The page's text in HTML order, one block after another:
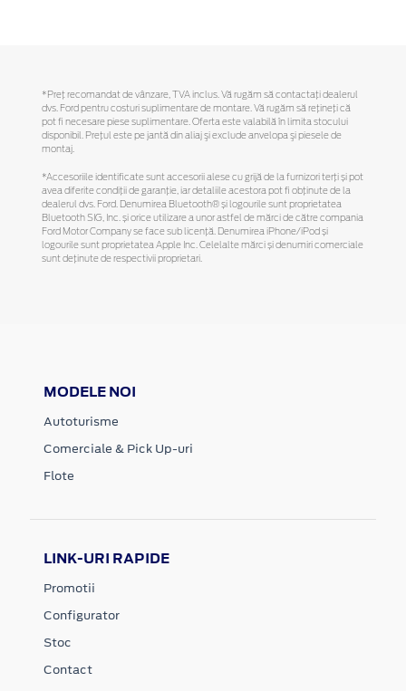
*Preţ recomandat de vânzare, TVA inclus. Vă rugăm să contactaţi dealerul
dvs. Ford pentru costuri suplimentare de montare. Vă rugăm să reţineţi că
pot fi necesare piese suplimentare. Oferta este valabilă în limita stocului
disponibil. Preţul este pe jantă din aliaj şi exclude anvelopa şi piesele de
montaj.
*Accesoriile identificate sunt accesorii alese cu grijă de la furnizori terți și pot
avea diferite condiții de garanție, iar detaliile acestora pot fi obținute de la
dealerul dvs. Ford. Denumirea Bluetooth® și logourile sunt proprietatea
Bluetooth SIG, Inc. și orice utilizare a unor astfel de mărci de către compania
Ford Motor Company se face sub licență. Denumirea iPhone/iPod și
logourile sunt proprietatea Apple Inc. Celelalte mărci și denumiri comerciale
sunt deținute de respectivii proprietari.
MODELE NOI
Autoturisme
Comerciale & Pick Up-uri
Flote
LINK-URI RAPIDE
Promotii
Configurator
Stoc
Contact